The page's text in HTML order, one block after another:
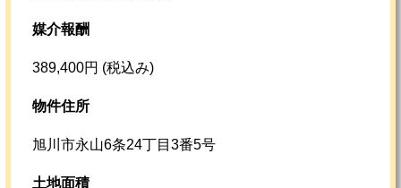
媒介報酬
389,400円 (税込み)
物件住所
旭川市永山6条24丁目3番5号
土地面積